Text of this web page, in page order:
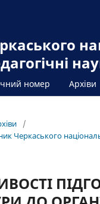
номер Архіви
/
Черкаського